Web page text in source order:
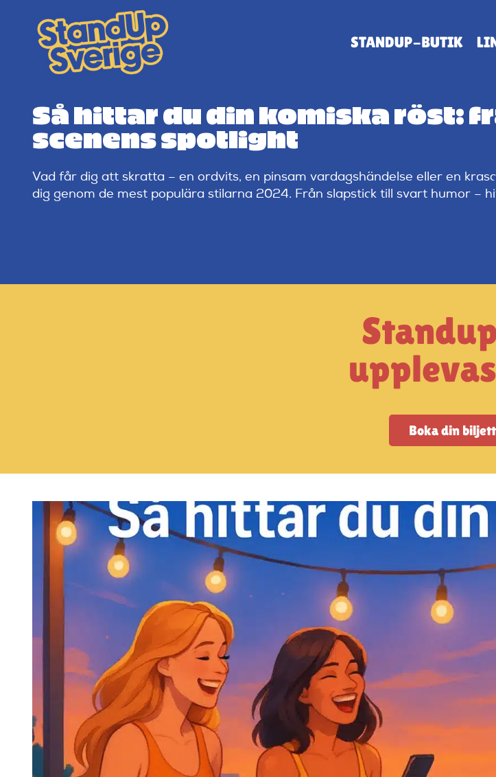
content
STANDUP-BUTIK
Så hittar du din komiska röst:
scenens spotlight
Vad får dig att skratta – en ordvits, en pinsam vardagshändelse eller en
dig genom de mest populära stilarna 2024. Från slapstick till svart humor –
Boka din